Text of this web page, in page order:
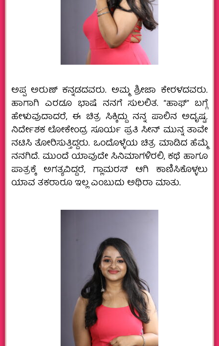
ಅಪ್ಪ ಅರುಣ್‌ ಕನ್ನಡದವರು. ಅಮ್ಮ ಶ್ರೀಜಾ ಕೇರಳದವರು.
ಹಾಗಾಗಿ ಎರಡೂ ಭಾಷೆ ನನಗೆ ಸುಲಲಿತ. “ಹಾಫ್” ಬಗ್ಗೆ
ಹೇಳುವುದಾದರೆ, ಈ ಚಿತ್ರ ಸಿಕ್ಕಿದ್ದು ನನ್ನ ಪಾಲಿನ ಅದೃಷ್ಟ.
ನಿರ್ದೇಶಕ ಲೋಕೇಂದ್ರ ಸೂರ್ಯ ಪ್ರತಿ ಸೀನ್‌ ಮುನ್ನ ತಾವೇ
ನಟಿಸಿ ತೋರಿಸುತ್ತಿದ್ದರು. ಒಂದೊಳ್ಳೆಯ ಚಿತ್ರ ಮಾಡಿದ ಹೆಮ್ಮೆ
ನನಗಿದೆ. ಮುಂದೆ ಯಾವುದೇ ಸಿನಿಮಾಗಳಿರಲಿ, ಕಥೆ ಹಾಗೂ
ಪಾತ್ರಕ್ಕೆ ಅಗತ್ಯವಿದ್ದರೆ, ಗ್ಲಾಮರಸ್ ಆಗಿ ಕಾಣಿಸಿಕೊಳ್ಳಲು
ಯಾವ ತಕರಾರೂ ಇಲ್ಲ ಎಂಬುದು ಅಥಿರಾ ಮಾತು.